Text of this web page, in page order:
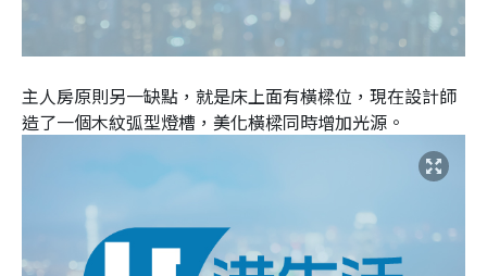
主人房原則另一缺點，就是床上面有橫樑位，現在設計師
造了一個木紋弧型燈槽，美化橫樑同時增加光源。